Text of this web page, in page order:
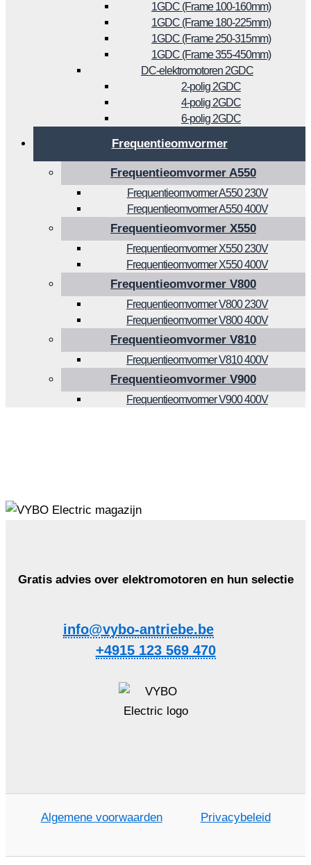
1GDC (Frame 100-160mm)
1GDC (Frame 180-225mm)
1GDC (Frame 250-315mm)
1GDC (Frame 355-450mm)
DC-elektromotoren 2GDC
2-polig 2GDC
4-polig 2GDC
6-polig 2GDC
Frequentieomvormer
Frequentieomvormer A550
Frequentieomvormer A550 230V
Frequentieomvormer A550 400V
Frequentieomvormer X550
Frequentieomvormer X550 230V
Frequentieomvormer X550 400V
Frequentieomvormer V800
Frequentieomvormer V800 230V
Frequentieomvormer V800 400V
Frequentieomvormer V810
Frequentieomvormer V810 400V
Frequentieomvormer V900
Frequentieomvormer V900 400V
Gratis advies over elektromotoren en hun selectie
info@vybo-antriebe.be
+4915 123 569 470
Algemene voorwaarden Privacybeleid